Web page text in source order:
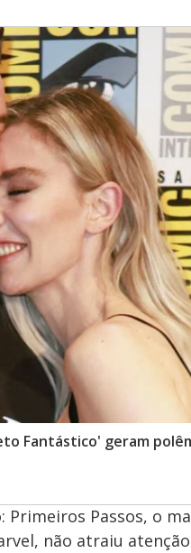
Fantástico' geram
Passos, o
não atraiu